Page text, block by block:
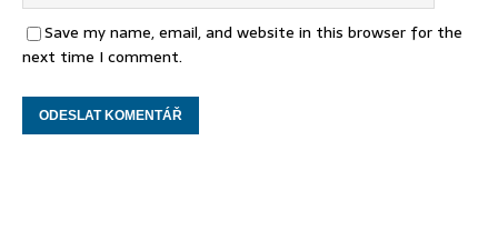
Save my name, email, and website in this browser for the
next time I comment.